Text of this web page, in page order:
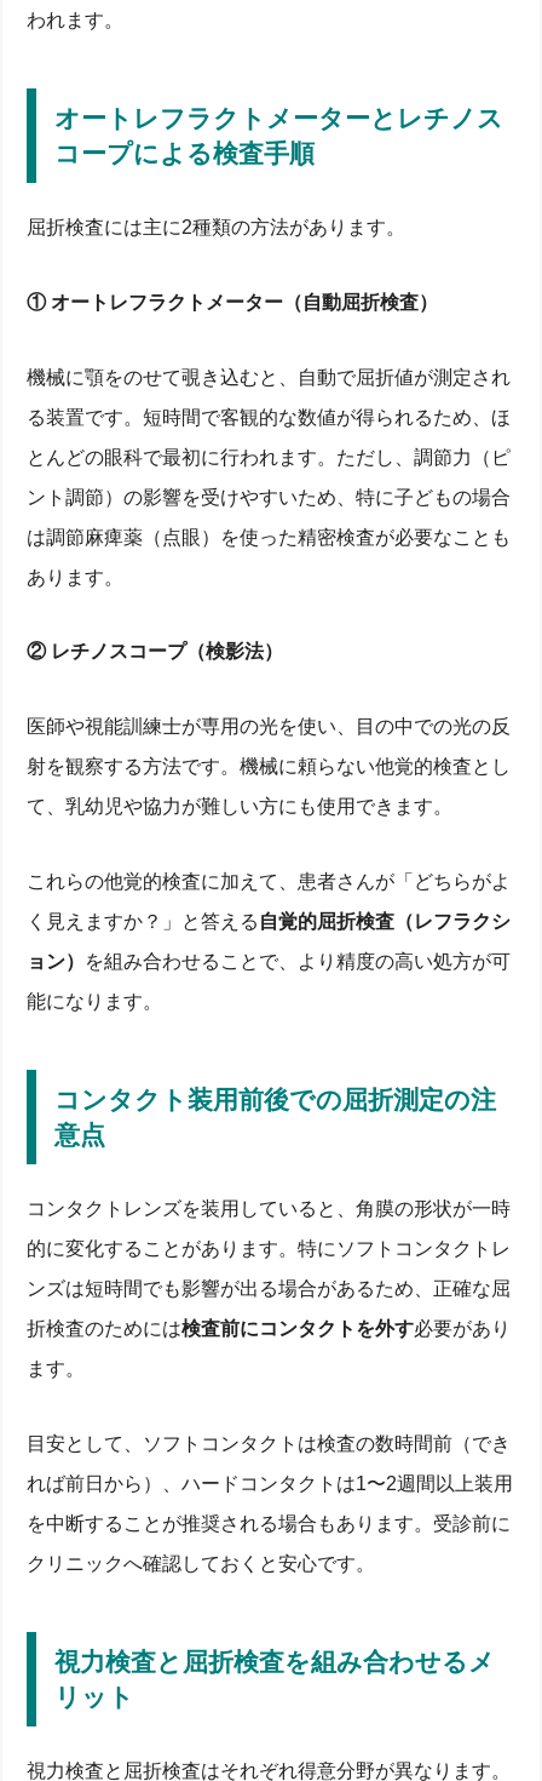
われます。
オートレフラクトメーターとレチノス
コープによる検査手順
屈折検査には主に2種類の方法があります。
① オートレフラクトメーター（自動屈折検査）
機械に顎をのせて覗き込むと、自動で屈折値が測定され
る装置です。短時間で客観的な数値が得られるため、ほ
とんどの眼科で最初に行われます。ただし、調節力（ピ
ント調節）の影響を受けやすいため、特に子どもの場合
は調節麻痺薬（点眼）を使った精密検査が必要なことも
あります。
② レチノスコープ（検影法）
医師や視能訓練士が専用の光を使い、目の中での光の反
射を観察する方法です。機械に頼らない他覚的検査とし
て、乳幼児や協力が難しい方にも使用できます。
これらの他覚的検査に加えて、患者さんが「どちらがよ
く見えますか？」と答える 自覚的屈折検査（レフラクシ
ョン） を組み合わせることで、より精度の高い処方が可
能になります。
コンタクト装用前後での屈折測定の注
意点
コンタクトレンズを装用していると、角膜の形状が一時
的に変化することがあります。特にソフトコンタクトレ
ンズは短時間でも影響が出る場合があるため、正確な屈
折検査のためには検査前にコンタクトを外す必要があり
ます。
目安として、ソフトコンタクトは検査の数時間前（でき
れば前日から）、ハードコンタクトは1〜2週間以上装用
を中断することが推奨される場合もあります。受診前に
クリニックへ確認しておくと安心です。
視力検査と屈折検査を組み合わせるメ
リット
視力検査と屈折検査はそれぞれ得意分野が異なります。
視力検査だけで近視がわからない理由
視力=0.1でも近視とは限らない？屈折と視力判定の
違い
視力検査表（ランドルト環）の仕組みと測定距離の
学校検診と一般健診で使われる基準値・データを解
眼科医と視能訓練士による評価の流れ
一般的な屈折検査でわかる近視・遠視・乱視の度数
データ
オートレフラクトメーターとレチノスコープによる
検査手順
視力検査と屈折検査を組み合わせるメリット
眼科クリニックの受付から診察までの流れ
電話・Web予約のコツと希望時間の取り方
視力検査→屈折検査→医師説明の順序と時間配分
子ども・高齢者の定期的検診サイクルと注意